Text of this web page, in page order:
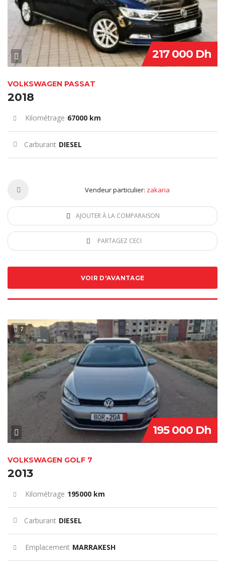
217 000 Dh
VOLKSWAGEN PASSAT
2018
Kilométrage 67000 km
Carburant DIESEL
Vendeur particulier: zakaria
AJOUTER À LA COMPARAISON
PARTAGEZ CECI
VOIR D'AVANTAGE
7 SPECIAL
195 000 Dh
VOLKSWAGEN GOLF 7
2013
Kilométrage 195000 km
Carburant DIESEL
Emplacement MARRAKESH